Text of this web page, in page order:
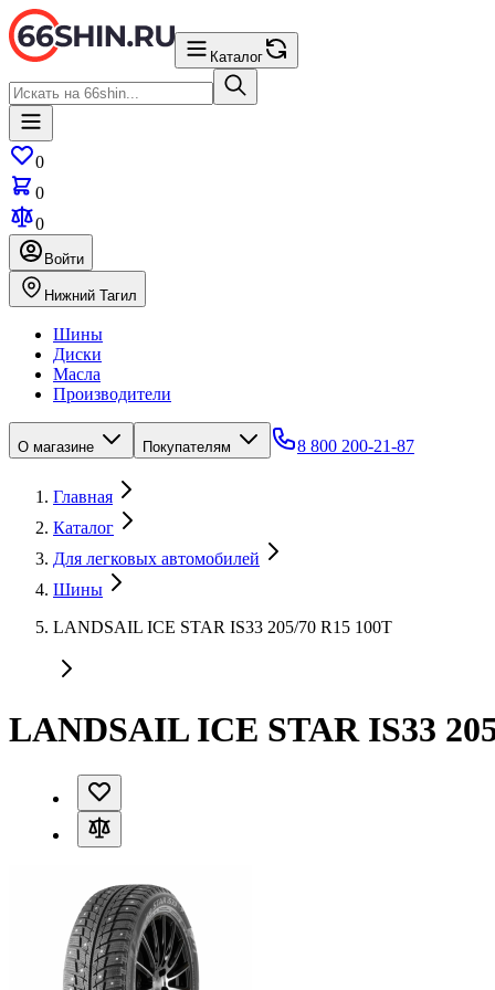
Каталог
0
0
0
Войти
Нижний Тагил
Шины
Диски
Масла
Производители
О магазине Покупателям 8 800 200-21-87
Главная
Каталог
Для легковых автомобилей
Шины
LANDSAIL ICE STAR IS33 205/70 R15 100T
LANDSAIL ICE STAR IS33